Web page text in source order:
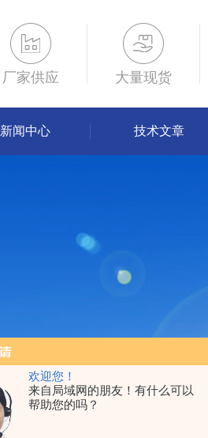
欢迎您！
来自局域网的朋友！有什么可以
帮助您的吗？
厂家供应 大量现货
新闻中心 技术文章